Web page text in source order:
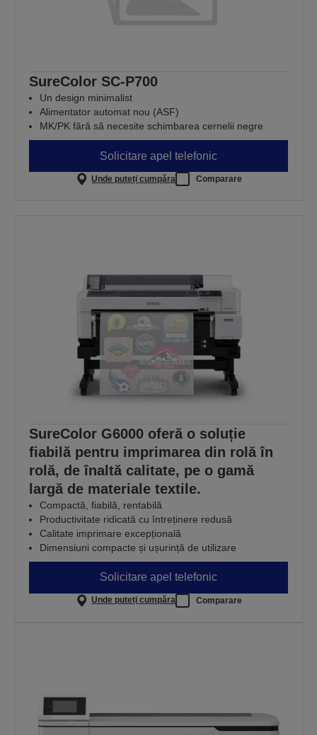
SureColor SC-P700
Un design minimalist
Alimentator automat nou (ASF)
MK/PK fără să necesite schimbarea cernelii negre
Solicitare apel telefonic
Unde puteți cumpăra Comparare
SureColor G6000 oferă o soluție
fiabilă pentru imprimarea din rolă în
rolă, de înaltă calitate, pe o gamă
largă de materiale textile.
Compactă, fiabilă, rentabilă
Productivitate ridicată cu întreținere redusă
Calitate imprimare excepțională
Dimensiuni compacte și ușurință de utilizare
Solicitare apel telefonic
Unde puteți cumpăra Comparare